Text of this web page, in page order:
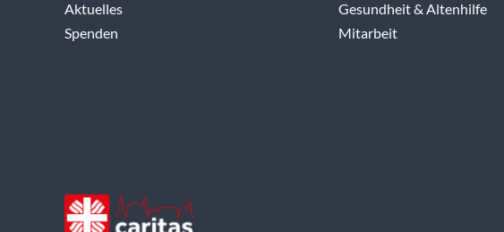
Aktuelles
Spenden
Gesundheit & Altenhilfe
Mitarbeit